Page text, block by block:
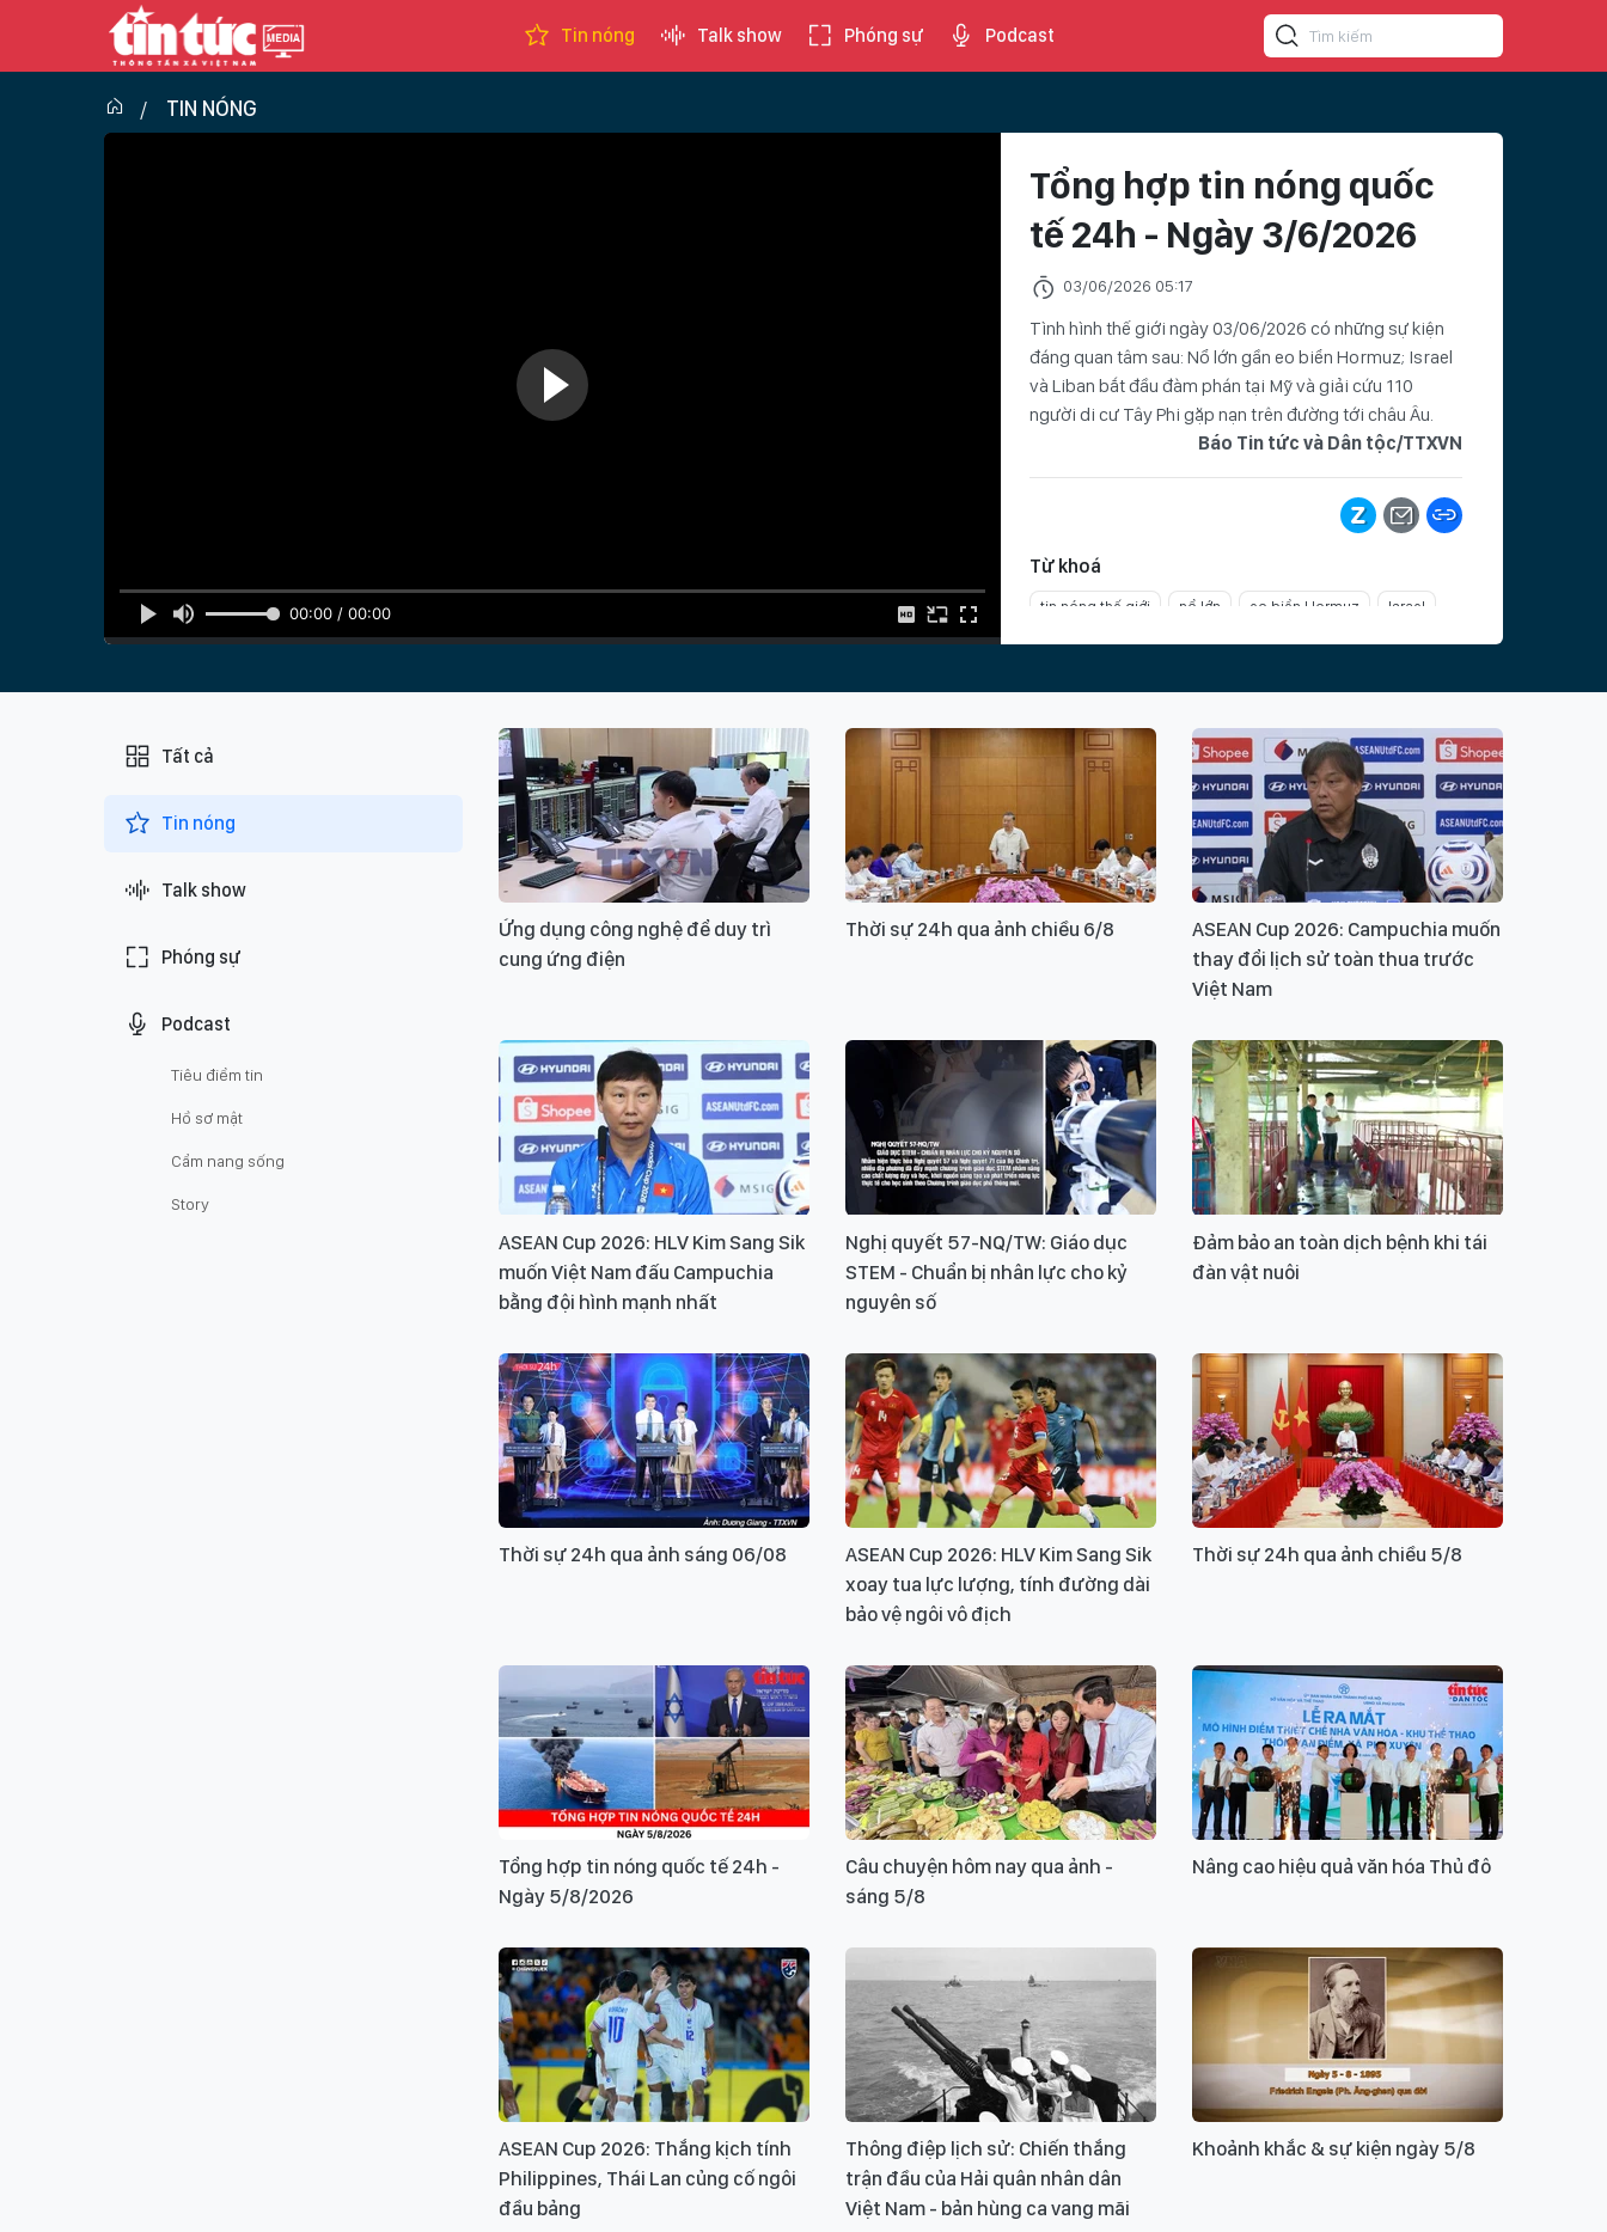
Tin nóng Talk show Phóng sự Podcast
TIN NÓNG
00:00 / 00:00
Tổng hợp tin nóng quốc
tế 24h - Ngày 3/6/2026
03/06/2026 05:17
Tình hình thế giới ngày 03/06/2026 có những sự kiện
đáng quan tâm sau: Nổ lớn gần eo biển Hormuz; Israel
và Liban bắt đầu đàm phán tại Mỹ và giải cứu 110
người di cư Tây Phi gặp nạn trên đường tới châu Âu.
Báo Tin tức và Dân tộc/TTXVN
Từ khoá
tin nóng thế giới nổ lớn eo biển Hormuz Israel
Liban đàm phán Israel Liban Mỹ người di cư
Ý KIẾN BẠN ĐỌC
Xin vui lòng gõ tiếng Việt có dấu GỬI BÌNH LUẬN
Tất cả
Tin nóng
Talk show
Phóng sự
Podcast
Tiêu điểm tin
Hồ sơ mật
Cẩm nang sống
Story
Ứng dụng công nghệ để duy trì
cung ứng điện
Thời sự 24h qua ảnh chiều 6/8
ASEAN Cup 2026: Campuchia muốn
thay đổi lịch sử toàn thua trước
Việt Nam
ASEAN Cup 2026: HLV Kim Sang Sik
muốn Việt Nam đấu Campuchia
bằng đội hình mạnh nhất
Nghị quyết 57-NQ/TW: Giáo dục
STEM - Chuẩn bị nhân lực cho kỷ
nguyên số
Đảm bảo an toàn dịch bệnh khi tái
đàn vật nuôi
Thời sự 24h qua ảnh sáng 06/08
ASEAN Cup 2026: HLV Kim Sang Sik
xoay tua lực lượng, tính đường dài
bảo vệ ngôi vô địch
Thời sự 24h qua ảnh chiều 5/8
Tổng hợp tin nóng quốc tế 24h -
Ngày 5/8/2026
Câu chuyện hôm nay qua ảnh -
sáng 5/8
Nâng cao hiệu quả văn hóa Thủ đô
ASEAN Cup 2026: Thắng kịch tính
Philippines, Thái Lan củng cố ngôi
đầu bảng
Thông điệp lịch sử: Chiến thắng
trận đầu của Hải quân nhân dân
Việt Nam - bản hùng ca vang mãi
Khoảnh khắc & sự kiện ngày 5/8